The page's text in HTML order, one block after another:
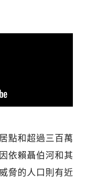
點和超過三百萬
依賴聶伯河和其
脅的人口則有近